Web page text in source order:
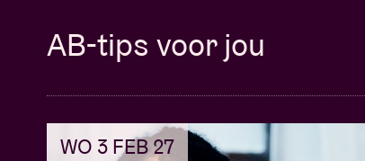
AB-tips voor jou
WO 3 FEB 27